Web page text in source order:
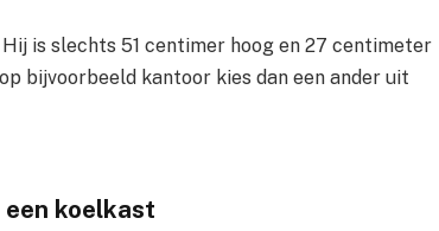
is slechts 51 centimer hoog en 27 centimeter
bijvoorbeeld kantoor kies dan een ander uit
koelkast